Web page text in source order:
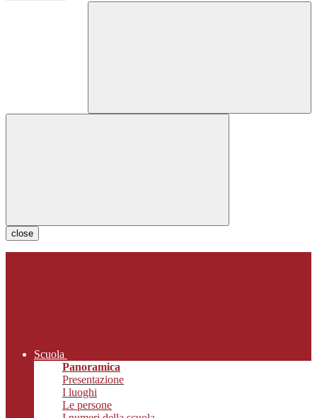
close
Scuola
Panoramica
Presentazione
I luoghi
Le persone